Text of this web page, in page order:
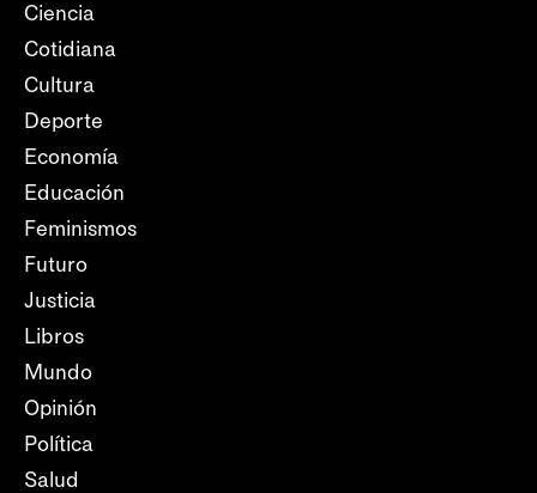
Ciencia
Cotidiana
Cultura
Deporte
Economía
Educación
Feminismos
Futuro
Justicia
Libros
Mundo
Opinión
Política
Salud